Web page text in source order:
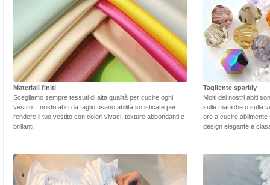
Materiali finiti
Scegliamo sempre tessuti di alta qualità per cucire ogni
vestito. I nostri abiti da taglio usano abilità sofisticate per
rendere il tuo vestito con colori vivaci, texture abbondanti e
brillanti.
Tagliente sparkly
Molti dei nostri abiti
sulle maniche o sulla
ore a cucire
design elegante e